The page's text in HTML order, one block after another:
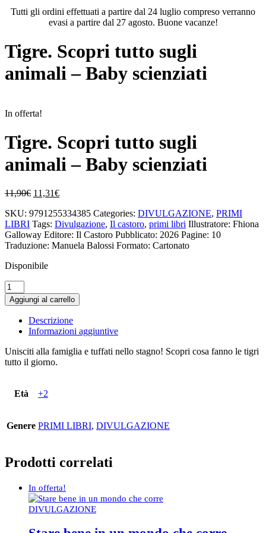
Tutti gli ordini effettuati a partire dal 24 luglio compreso verranno
evasi a partire dal 27 agosto. Buone vacanze!
Tigre. Scopri tutto sugli
animali – Baby scienziati
In offerta!
Tigre. Scopri tutto sugli
animali – Baby scienziati
11,90€ Il
originale
era:
11,90€.
11,31€Il
attuale
è:
11,31€.
SKU: 9791255334385 Categories: DIVULGAZIONE, PRIMI
LIBRI Tags: Divulgazione, Il castoro, primi libri Illustratore: Fhiona
Galloway Editore: Il Castoro Pubblicato: 2026 Pagine: 10
Traduzione: Manuela Balossi Formato: Cartonato
Disponibile
Tigre.
Scopri
tutto
sugli
animali
Baby
scienziati
Aggiungi al carrello
Descrizione
Informazioni aggiuntive
Unisciti alla famiglia e tuffati nello stagno! Scopri cosa fanno le tigri
tutto il giorno.
Età +2
Genere PRIMI LIBRI, DIVULGAZIONE
Prodotti correlati
In offerta!
DIVULGAZIONE